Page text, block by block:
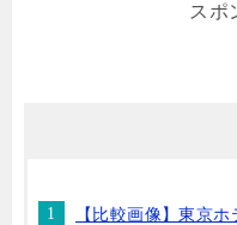
スポ
【比較画像】東京